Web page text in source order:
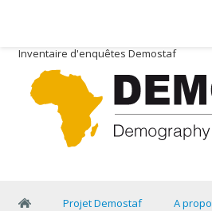
Inventaire d'enquêtes Demostaf
Projet Demostaf A